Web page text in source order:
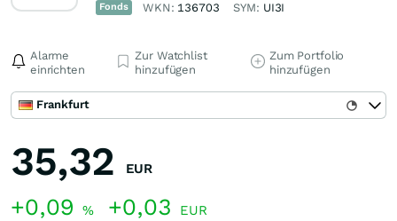
Fonds WKN: 136703 SYM: UI3I
Alarme
einrichten
Zur Watchlist
hinzufügen
Zum Portfolio
hinzufügen
Frankfurt
35,32 EUR
+0,09 % +0,03 EUR